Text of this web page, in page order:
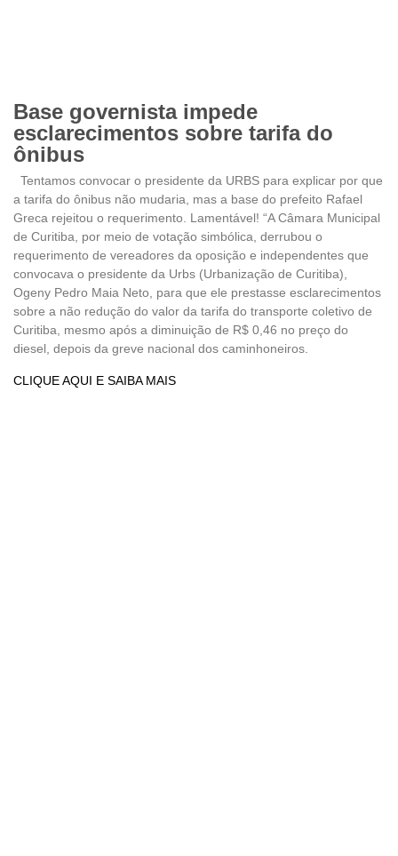
Base governista impede
esclarecimentos sobre tarifa do
ônibus
Tentamos convocar o presidente da URBS para explicar por que
a tarifa do ônibus não mudaria, mas a base do prefeito Rafael
Greca rejeitou o requerimento. Lamentável! “A Câmara Municipal
de Curitiba, por meio de votação simbólica, derrubou o
requerimento de vereadores da oposição e independentes que
convocava o presidente da Urbs (Urbanização de Curitiba),
Ogeny Pedro Maia Neto, para que ele prestasse esclarecimentos
sobre a não redução do valor da tarifa do transporte coletivo de
Curitiba, mesmo após a diminuição de R$ 0,46 no preço do
diesel, depois da greve nacional dos caminhoneiros.
CLIQUE AQUI E SAIBA MAIS